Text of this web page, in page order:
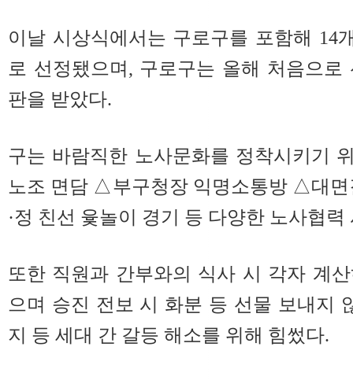
이날 시상식에서는 구로구를 포함해 14
로 선정됐으며, 구로구는 올해 처음으
판을 받았다.
구는 바람직한 노사문화를 정착시키기
노조 면담 △부구청장 익명소통방 △대
·정 친선 윷놀이 경기 등 다양한 노사협
또한 직원과 간부와의 식사 시 각자 계
으며 승진 전보 시 화분 등 선물 보내지
지 등 세대 간 갈등 해소를 위해 힘썼다.